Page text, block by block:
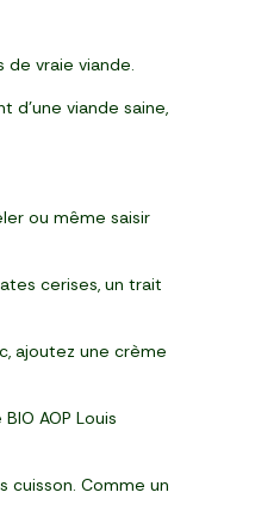
vraie viande.
d’une viande saine,
ou même saisir
cerises, un trait
ajoutez une crème
AOP Louis
cuisson. Comme un